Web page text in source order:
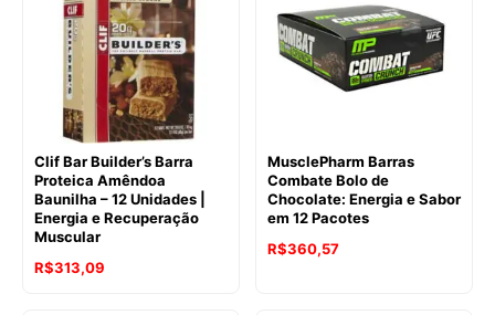
Clif Bar Builder’s Barra
Proteica Amêndoa
Baunilha – 12 Unidades |
Energia e Recuperação
Muscular
R$313,09
MusclePharm Barras
Combate Bolo de
Chocolate: Energia e Sabor
em 12 Pacotes
R$360,57